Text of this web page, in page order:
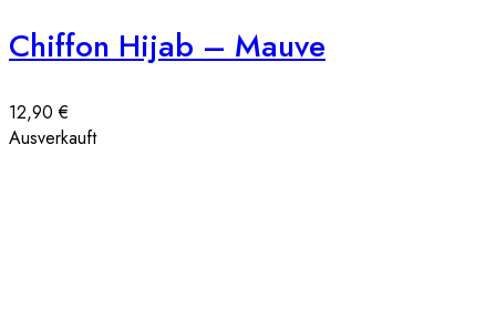
Chiffon Hijab – Mauve
12,90€
Ausverkauft